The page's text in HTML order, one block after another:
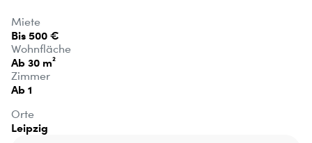
Miete
Bis 500 €
Wohnfläche
Ab 30 m²
Zimmer
Ab 1
Orte
Leipzig